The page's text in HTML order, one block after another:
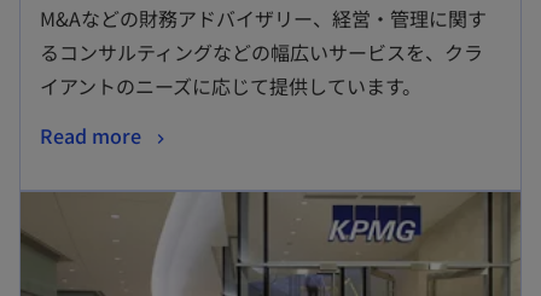
M&Aなどの財務アドバイザリー、経営・管理に関す
るコンサルティングなどの幅広いサービスを、クラ
イアントのニーズに応じて提供しています。
Read more
新しいタブで開く